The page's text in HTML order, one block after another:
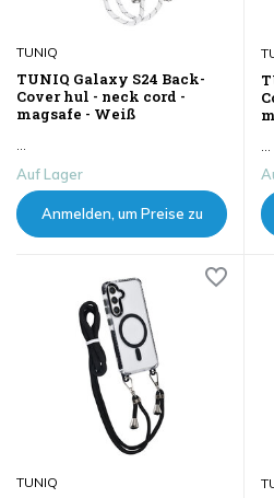
TUNIQ
TUNIQ Galaxy S24 Back-
Cover hul - neck cord -
magsafe - Weiß
...
Auf Lager
Anmelden, um Preise zu
...
TUNIQ